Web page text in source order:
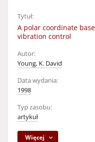
Tytuł:
A polar coordinate
vibration control
Autor:
Young, K. David
Data wydania:
1998
Typ zasobu:
artykuł
Więcej